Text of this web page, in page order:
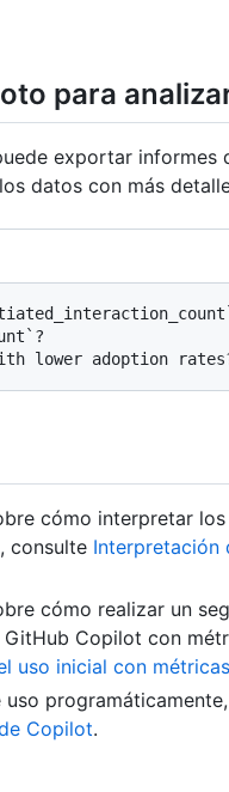
para
exportar informes
datos con más
cómo interpretar
consulte Interpretación
cómo realizar un
Copilot con
uso inicial con
Copilot.